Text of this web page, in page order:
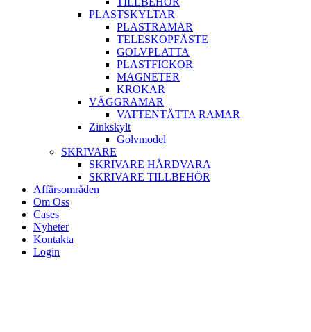
PLASTSKYLTAR
PLASTRAMAR
TELESKOPFÄSTE
GOLVPLATTA
PLASTFICKOR
MAGNETER
KROKAR
VÄGGRAMAR
VATTENTÄTTA RAMAR
Zinkskylt
Golvmodel
SKRIVARE
SKRIVARE HÅRDVARA
SKRIVARE TILLBEHÖR
Affärsområden
Om Oss
Cases
Nyheter
Kontakta
Login